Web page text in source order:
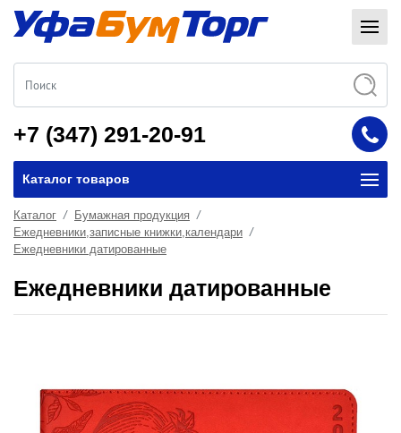
+7 (347) 291-20-91
Каталог товаров
Каталог
Бумажная продукция
Ежедневники,записные книжки,календари
Ежедневники датированные
Ежедневники датированные